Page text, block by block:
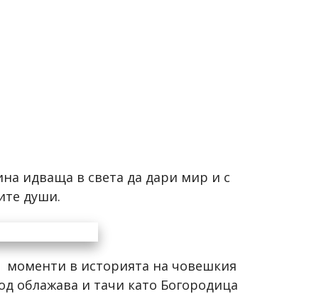
идваща в света да дари мир и с
души.
моменти в историята на човешкия
облажава и тачи като Богородица